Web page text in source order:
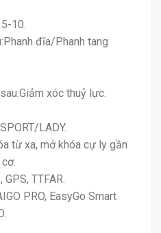
10.
đĩa/Phanh tang
xóc thuỷ lực.
LADY.
từ xa, mở khóa cự ly gần
TTFAR.
PRO, EasyGo Smart